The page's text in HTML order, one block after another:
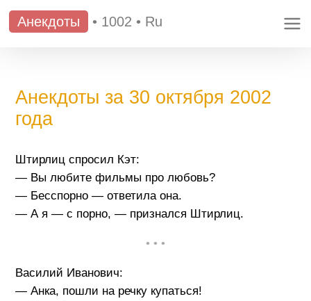
Анекдоты • 1002 • Ru
Анекдоты за 30 октября 2002
года
Штирлиц спросил Кэт:
— Вы любите фильмы про любовь?
— Бесспорно — ответила она.
— А я — с порно, — признался Штирлиц.
• • •
Василий Иванович:
— Анка, пошли на речку купаться!